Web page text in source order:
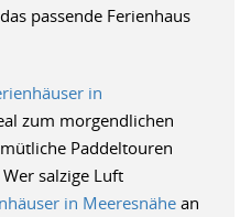
passende Ferienhaus
in
zum morgendlichen
Paddeltouren
salzige Luft
in Meeresnähe an